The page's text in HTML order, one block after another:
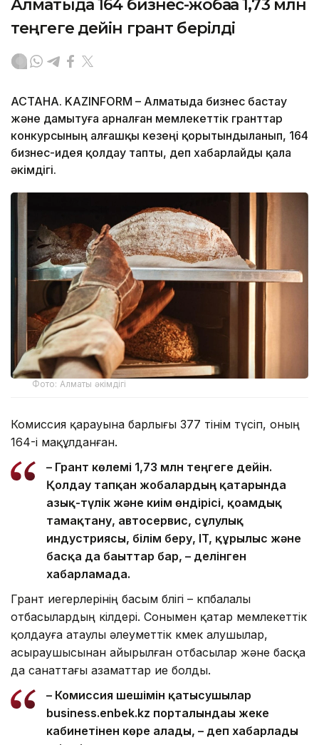
Алматыда 164 бизнес-жобаға 1,73 млн
теңгеге дейін грант берілді
АСТАНА. KAZINFORM – Алматыда бизнес бастау
және дамытуға арналған мемлекеттік гранттар
конкурсының алғашқы кезеңі қорытындыланып, 164
бизнес-идея қолдау тапты, деп хабарлайды қала
әкімдігі.
Фото: Алматы әкімдігі
Комиссия қарауына барлығы 377 өтінім түсіп, оның
164-і мақұлданған.
– Грант көлемі 1,73 млн теңгеге дейін.
Қолдау тапқан жобалардың қатарында
азық-түлік және киім өндірісі, қоғамдық
тамақтану, автосервис, сұлулық
индустриясы, білім беру, IT, құрылыс және
басқа да бағыттар бар, – делінген
хабарламада.
Грант иегерлерінің басым бөлігі – көпбалалы
отбасылардың өкілдері. Сонымен қатар мемлекеттік
қолдауға атаулы әлеуметтік көмек алушылар,
асыраушысынан айырылған отбасылар және басқа
да санаттағы азаматтар ие болды.
– Комиссия шешімін қатысушылар
business.enbek.kz порталындағы жеке
кабинетінен көре алады, – деп хабарлады